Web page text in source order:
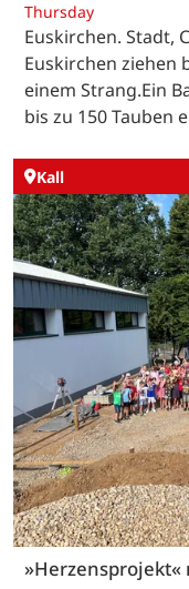
Thursday
Euskirchen. Stadt,
Euskirchen ziehen
einem Strang.Ein
bis zu 150 Tauben
Kall